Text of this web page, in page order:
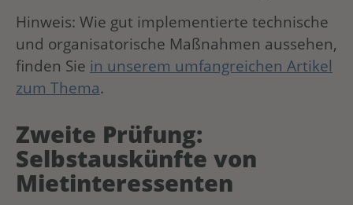
Hinweis: Wie gut implementierte technische
und organisatorische Maßnahmen aussehen,
finden Sie in unserem umfangreichen Artikel
zum Thema.
Zweite Prüfung:
Selbstauskünfte von
Mietinteressenten